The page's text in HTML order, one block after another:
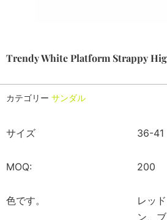
Trendy White Platform Strappy
カテゴリー サンダル
サイズ 36-41
MOQ: 200
色です。
レッ
ン、